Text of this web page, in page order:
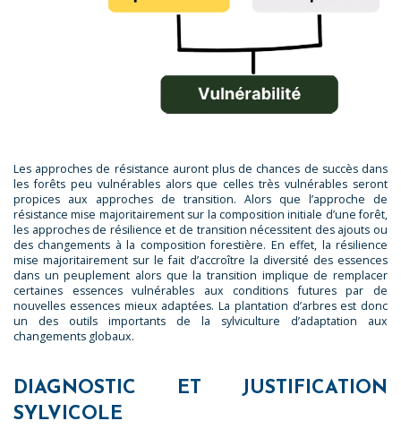
Les approches de résistance auront plus de chances de succès dans
les forêts peu vulnérables alors que celles très vulnérables seront
propices aux approches de transition. Alors que l’approche de
résistance mise majoritairement sur la composition initiale d’une forêt,
les approches de résilience et de transition nécessitent des ajouts ou
des changements à la composition forestière. En effet, la résilience
mise majoritairement sur le fait d’accroître la diversité des essences
dans un peuplement alors que la transition implique de remplacer
certaines essences vulnérables aux conditions futures par de
nouvelles essences mieux adaptées. La plantation d’arbres est donc
un des outils importants de la sylviculture d’adaptation aux
changements globaux.
DIAGNOSTIC ET JUSTIFICATION
SYLVICOLE